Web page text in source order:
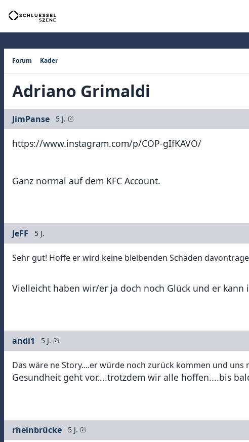
Forum Kader
Adriano Grimaldi
JimPanse 5 J.
https://www.instagram.com/p/COP-gIfKAVO/
Ganz normal auf dem KFC Account.
JeFF 5 J.
Sehr gut! Hoffe er wird keine bleibenden Schäden
Vielleicht haben wir/er ja doch noch Glück und er
andi1 5 J.
Das wäre ne Story....er würde noch zurück kommen und
Gesundheit geht vor....trotzdem wir alle hoffen....bis
rheinbrücke 5 J.